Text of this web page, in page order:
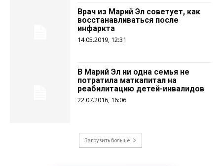
Врач из Марий Эл советует, как
восстанавливаться после
инфаркта
14.05.2019, 12:31
В Марий Эл ни одна семья не
потратила маткапитал на
реабилитацию детей-инвалидов
22.07.2016, 16:06
Загрузить больше